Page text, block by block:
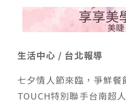
生活中心 / 台北報導
七夕情人節來臨，爭鮮餐
TOUCH特別聯手台南超